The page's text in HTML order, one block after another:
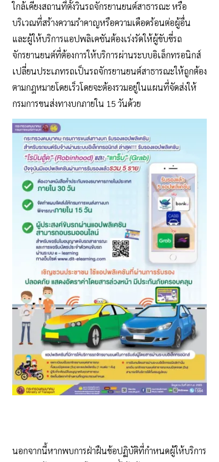
ใกล้เคียงสถานที่ตั้งวินรถจักรยานยนต์สาธารณะ หรือ
บริเวณที่สร้างความรำคาญหรือความเดือดร้อนต่อผู้อื่น
และผู้ให้บริการแอปพลิเคชันต้องเร่งรัดให้ผู้ขับขี่รถ
จักรยานยนต์ที่ต้องการให้บริการผ่านระบบอิเล็กทรอนิกส์
เปลี่ยนประเภทรถเป็นรถจักรยานยนต์สาธารณะให้ถูกต้อง
ตามกฎหมายโดยเร็วโดยจะต้องรวมอยู่ในแผนที่จัดส่งให้
กรมการขนส่งทางบกภายใน 15 วันด้วย
นอกจากนี้หากพบการฝ่าฝืนข้อปฏิบัติที่กำหนดผู้ให้บริการ